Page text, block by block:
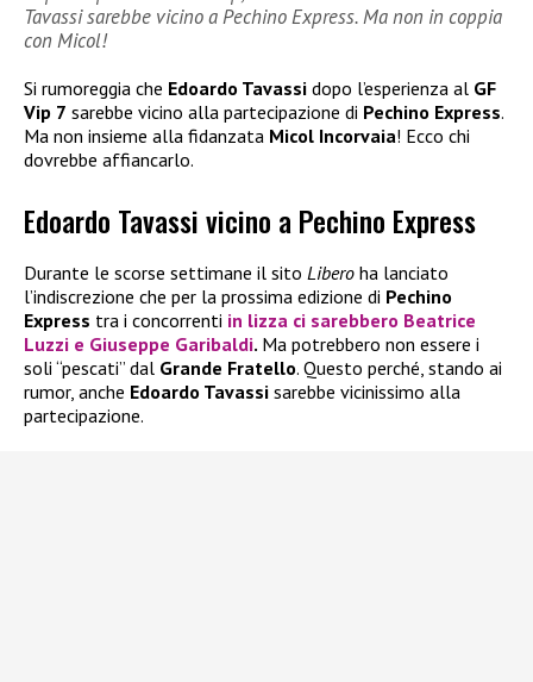
Tavassi sarebbe vicino a Pechino Express. Ma non in coppia
con Micol!
Si rumoreggia che Edoardo Tavassi dopo l’esperienza al GF
Vip 7 sarebbe vicino alla partecipazione di Pechino Express.
Ma non insieme alla fidanzata Micol Incorvaia! Ecco chi
dovrebbe affiancarlo.
Edoardo Tavassi vicino a Pechino Express
Durante le scorse settimane il sito Libero ha lanciato
l’indiscrezione che per la prossima edizione di Pechino
Express tra i concorrenti in lizza ci sarebbero Beatrice
Luzzi e Giuseppe Garibaldi. Ma potrebbero non essere i
soli “pescati” dal Grande Fratello. Questo perché, stando ai
rumor, anche Edoardo Tavassi sarebbe vicinissimo alla
partecipazione.